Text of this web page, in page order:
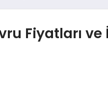
Fiyatları ve